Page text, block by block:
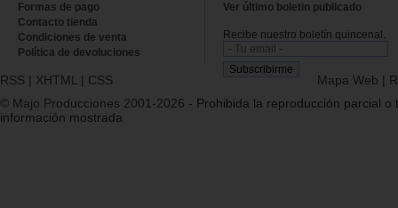
Formas de pago
Contacto tienda
Condiciones de venta
Política de devoluciones
Ver último boletin publicado
Recibe nuestro boletín quincenal.
RSS | XHTML | CSS Mapa Web |
© Majo Producciones 2001-2026 - Prohibida la reproducción parcial o
información mostrada